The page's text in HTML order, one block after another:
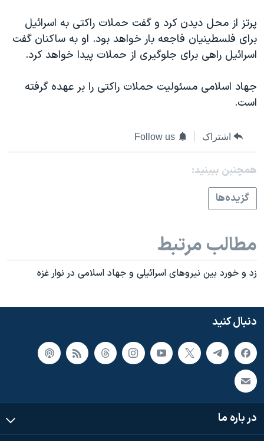
گالری عکس
آرشیو پخش زنده
اعتراضات زن، زندگی، آزادی
مجموعه مستندهای دادخواهی
دادگاه حمید نوری
قانون شفافیت دارائی کادر رهبری ایران
اسرائیل در جنگ
نرگس محمدی برنده جایزه نوبل صلح
صفحه‌های ویژه
سفر پرزیدنت ترامپ به چین
پرتز از محل دیدن کرد و گفت حملات راکتی به اسرائيل
برای فلسطینیان فاجعه بار خواهد بود. او به ساکنان گفت
اسرائيل راهی برای جلوگیری از حملات پیدا خواهد کرد.
جهاد اسلامی مسئولیت حملات راکتی را بر عهده گرفته
است.
اشتراک Follow us
همچنبن ببینید:
گزيده‌ها
مطالب مرتبط
زد و خورد بين نيروهای اسرائيلی و جهاد اسلامی در نوار غزه
دنبال کنید
در باره ما